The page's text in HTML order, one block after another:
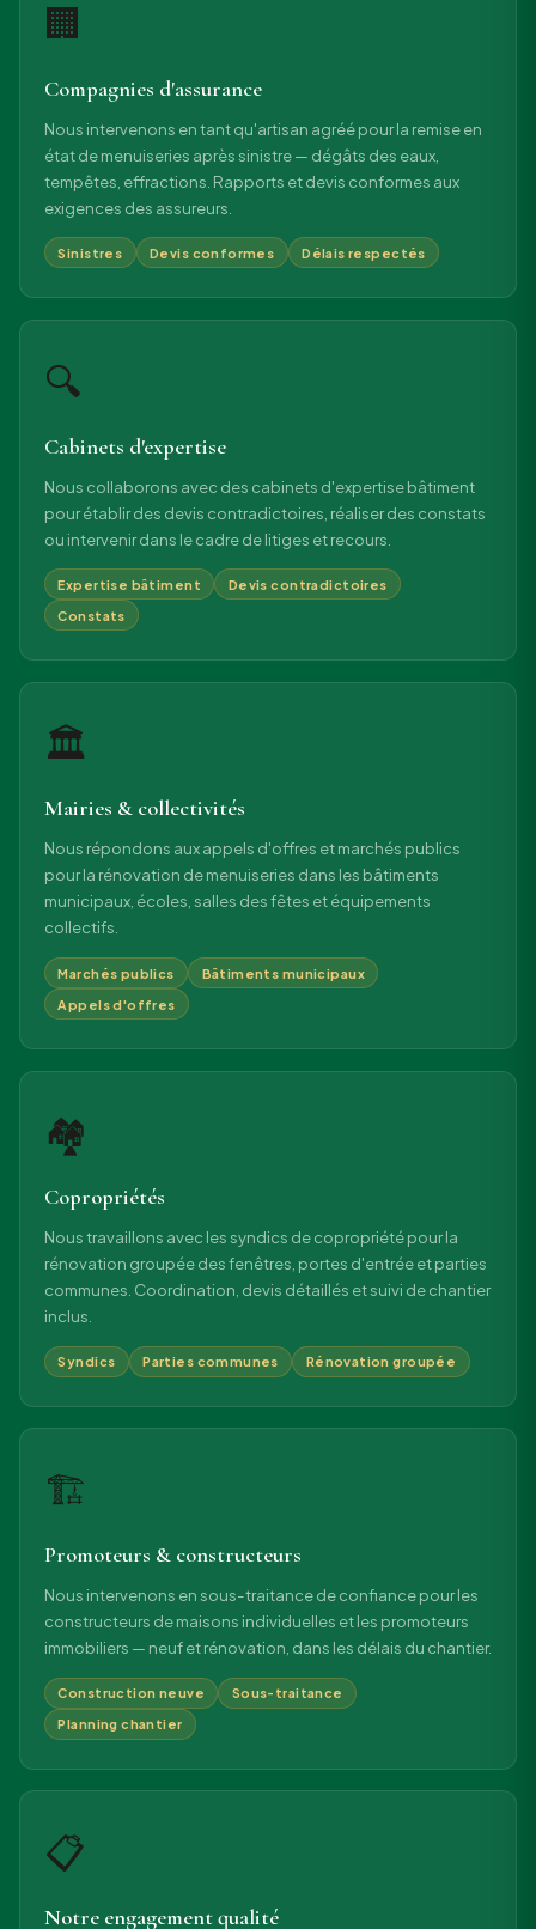
🏢
Compagnies d'assurance
Nous intervenons en tant qu'artisan agréé pour la remise en
état de menuiseries après sinistre — dégâts des eaux,
tempêtes, effractions. Rapports et devis conformes aux
exigences des assureurs.
Sinistres Devis conformes Délais respectés
🔍
Cabinets d'expertise
Nous collaborons avec des cabinets d'expertise bâtiment
pour établir des devis contradictoires, réaliser des constats
ou intervenir dans le cadre de litiges et recours.
Expertise bâtiment Devis contradictoires
Constats
🏛
Mairies & collectivités
Nous répondons aux appels d'offres et marchés publics
pour la rénovation de menuiseries dans les bâtiments
municipaux, écoles, salles des fêtes et équipements
collectifs.
Marchés publics Bâtiments municipaux
Appels d'offres
🏘
Copropriétés
Nous travaillons avec les syndics de copropriété pour la
rénovation groupée des fenêtres, portes d'entrée et parties
communes. Coordination, devis détaillés et suivi de chantier
inclus.
Syndics Parties communes Rénovation groupée
🏗
Promoteurs & constructeurs
Nous intervenons en sous-traitance de confiance pour les
constructeurs de maisons individuelles et les promoteurs
immobiliers — neuf et rénovation, dans les délais du chantier.
Construction neuve Sous-traitance
Planning chantier
📋
Notre engagement qualité